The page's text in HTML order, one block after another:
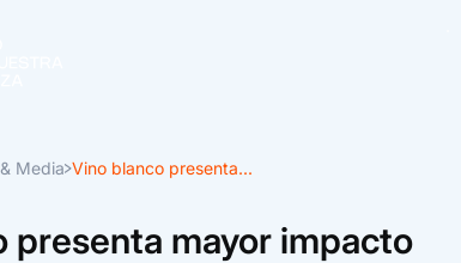
Media Vino blanco presenta...
presenta mayor impacto